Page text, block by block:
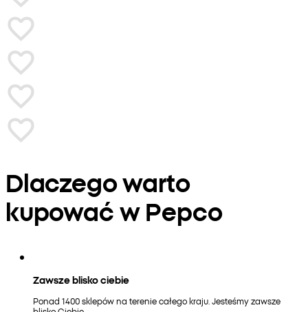
Dlaczego warto
kupować w Pepco
Zawsze blisko ciebie
Ponad 1400 sklepów na terenie całego kraju. Jesteśmy zawsze